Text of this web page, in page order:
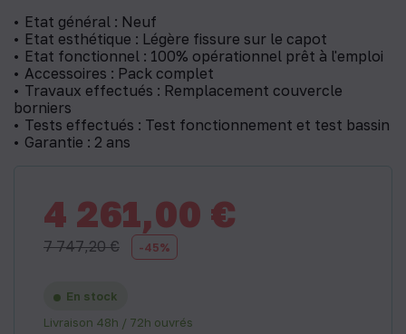
Etat général : Neuf
Etat esthétique : Légère fissure sur le capot
Etat fonctionnel : 100% opérationnel prêt à l'emploi
Accessoires : Pack complet
Travaux effectués : Remplacement couvercle
borniers
Tests effectués : Test fonctionnement et test bassin
Garantie : 2 ans
4 261,00 €
7 747,20 € -45%
En stock
Livraison 48h / 72h ouvrés